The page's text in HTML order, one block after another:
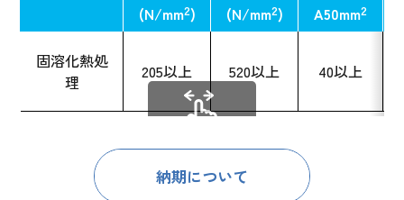
(N/mm2) (N/mm2) A50mm2
固溶化熱処
理
205以上 520以上 40以上
スクロールできます
納期について